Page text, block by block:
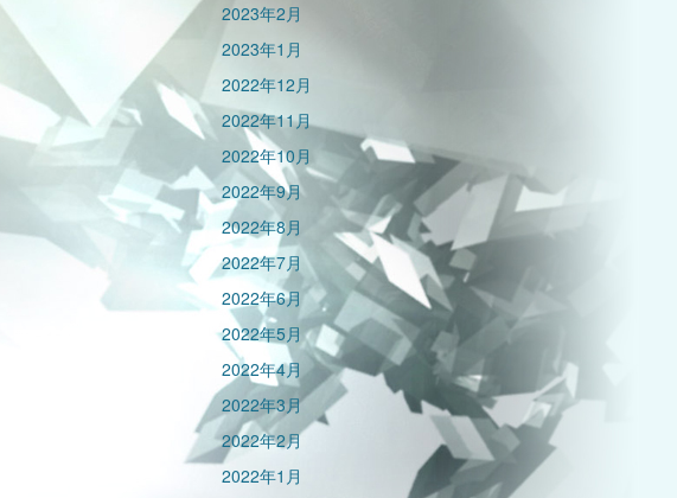
2023年2月
2023年1月
2022年12月
2022年11月
2022年10月
2022年9月
2022年8月
2022年7月
2022年6月
2022年5月
2022年4月
2022年3月
2022年2月
2022年1月